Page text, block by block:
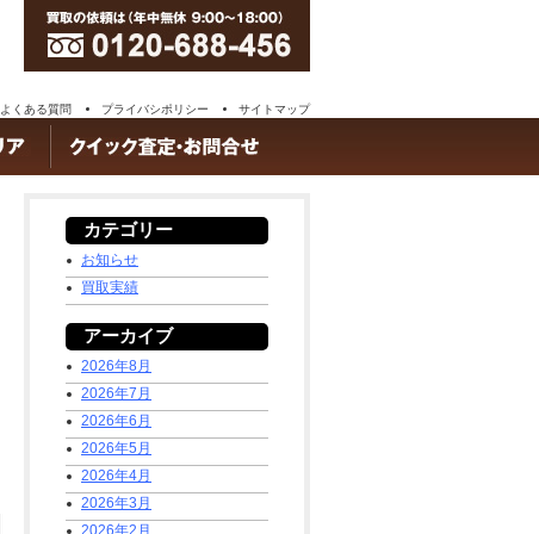
よくある質問 プライバシポリシー サイトマップ
カテゴリー
お知らせ
買取実績
アーカイブ
2026年8月
2026年7月
2026年6月
2026年5月
2026年4月
2026年3月
2026年2月